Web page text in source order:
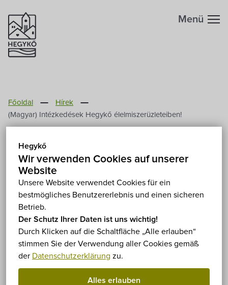
Hegykő
Wir verwenden Cookies auf unserer
Website
Unsere Website verwendet Cookies für ein
bestmögliches Benutzererlebnis und einen sicheren
Betrieb.
Der Schutz Ihrer Daten ist uns wichtig!
Durch Klicken auf die Schaltfläche „Alle erlauben“
stimmen Sie der Verwendung aller Cookies gemäß
der Datenschutzerklärung zu.
Alles erlauben
Menü
Főoldal
Hírek
(Magyar) Intézkedések Hegykő élelmiszerüzleteiben!
(Magyar) Intézkedések
Hegykő
élelmiszerüzleteiben!
2020. März 23.
Leider ist der Eintrag nur aufMagyarverfügbar.